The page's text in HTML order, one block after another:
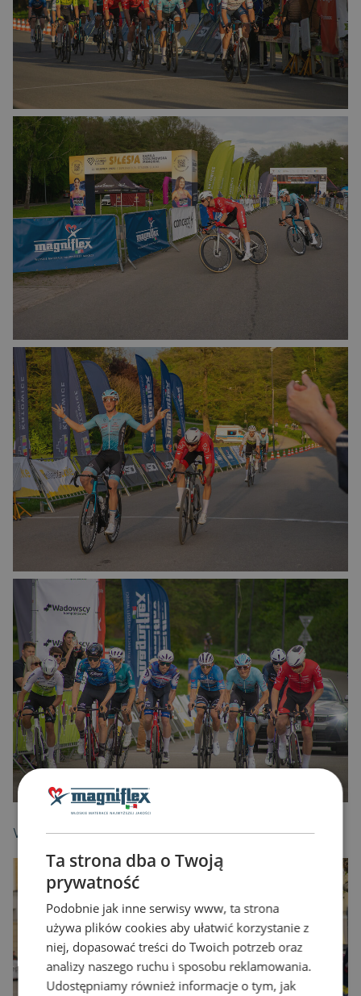
Wyścig Kolarski Kryterium Asów, etap w Pszczynie:
Ta strona dba o Twoją
prywatność
Podobnie jak inne serwisy www, ta strona
używa plików cookies aby ułatwić korzystanie z
niej, dopasować treści do Twoich potrzeb oraz
analizy naszego ruchu i sposobu reklamowania.
Udostępniamy również informacje o tym, jak